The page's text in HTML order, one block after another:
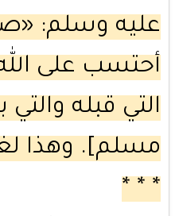
عليه وسلم:
أحتسب على
التي قبله
مسلم]. وهذا
* * *